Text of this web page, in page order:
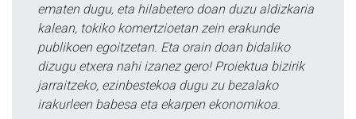
ematen dugu, eta hilabetero doan duzu aldizkaria
kalean, tokiko komertzioetan zein erakunde
publikoen egoitzetan. Eta orain doan bidaliko
dizugu etxera nahi izanez gero! Proiektua bizirik
jarraitzeko, ezinbestekoa dugu zu bezalako
irakurleen babesa eta ekarpen ekonomikoa.